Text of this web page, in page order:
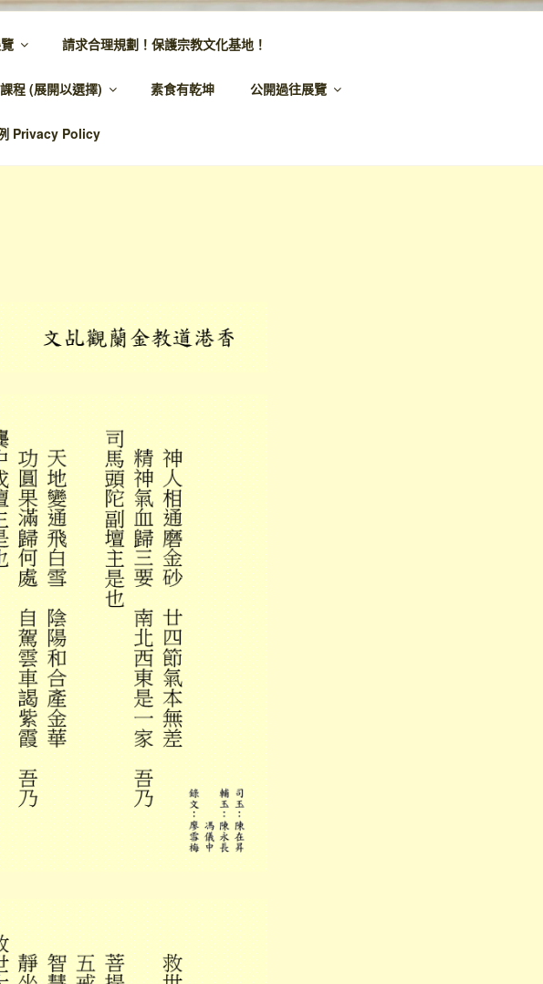
請求合理規劃！保護宗教文化基地！
程 (展開以選擇) 素食有乾坤 公開過往展覽
Privacy Policy